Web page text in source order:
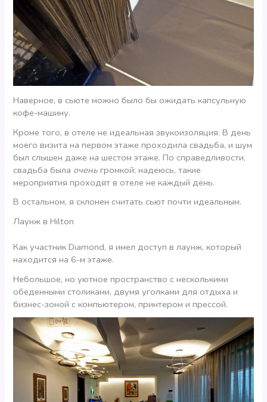
Наверное, в сьюте можно было бы ожидать капсульную
кофе-машину.
Кроме того, в отеле не идеальная звукоизоляция. В день
моего визита на первом этаже проходила свадьба, и шум
был слышен даже на шестом этаже. По справедливости,
свадьба была оченьгромкой; надеюсь, такие
мероприятия проходят в отеле не каждый день.
В остальном, я склонен считать сьют почти идеальным.
Лаунж в Hilton
Как участник Diamond, я имел доступ в лаунж, который
находится на 6-м этаже.
Небольшое, но уютное пространство с несколькими
обеденными столиками, двумя уголками для отдыха и
бизнес-зоной с компьютером, принтером и прессой.